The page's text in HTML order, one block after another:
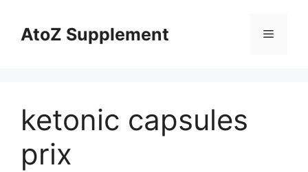
contentAtoZ Supplement Menu
ketonic capsules
prix